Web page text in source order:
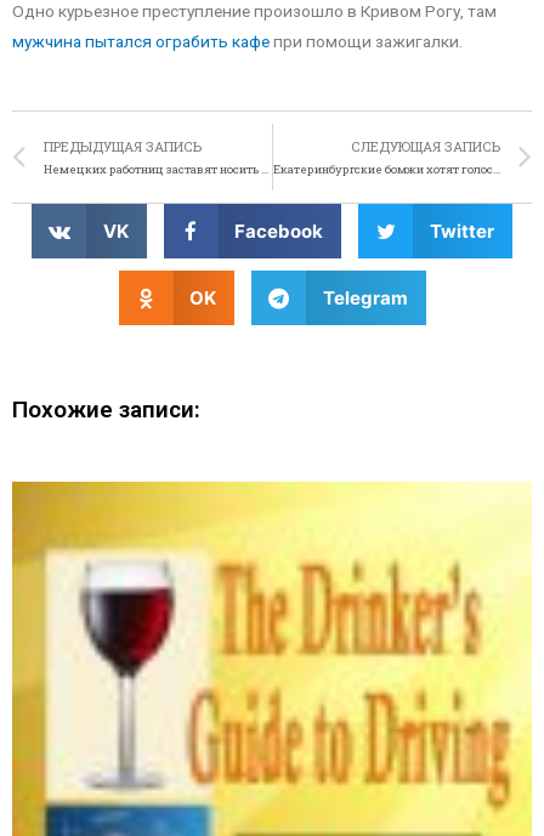
Одно курьезное преступление произошло в Кривом Рогу, там
мужчина пытался ограбить кафепри помощи зажигалки.
ПРЕДЫДУЩАЯ ЗАПИСЬ
Немецких работниц заставят носить бюстгальтеры
СЛЕДУЮЩАЯ ЗАПИСЬ
Екатеринбургские бомжи хотят голосовать за Путина
VK Facebook Twitter
OK Telegram
Похожие записи: